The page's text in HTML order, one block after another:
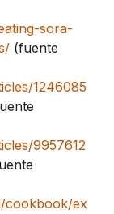
sora-
(fuente
1246085
9957612
cookbook/ex